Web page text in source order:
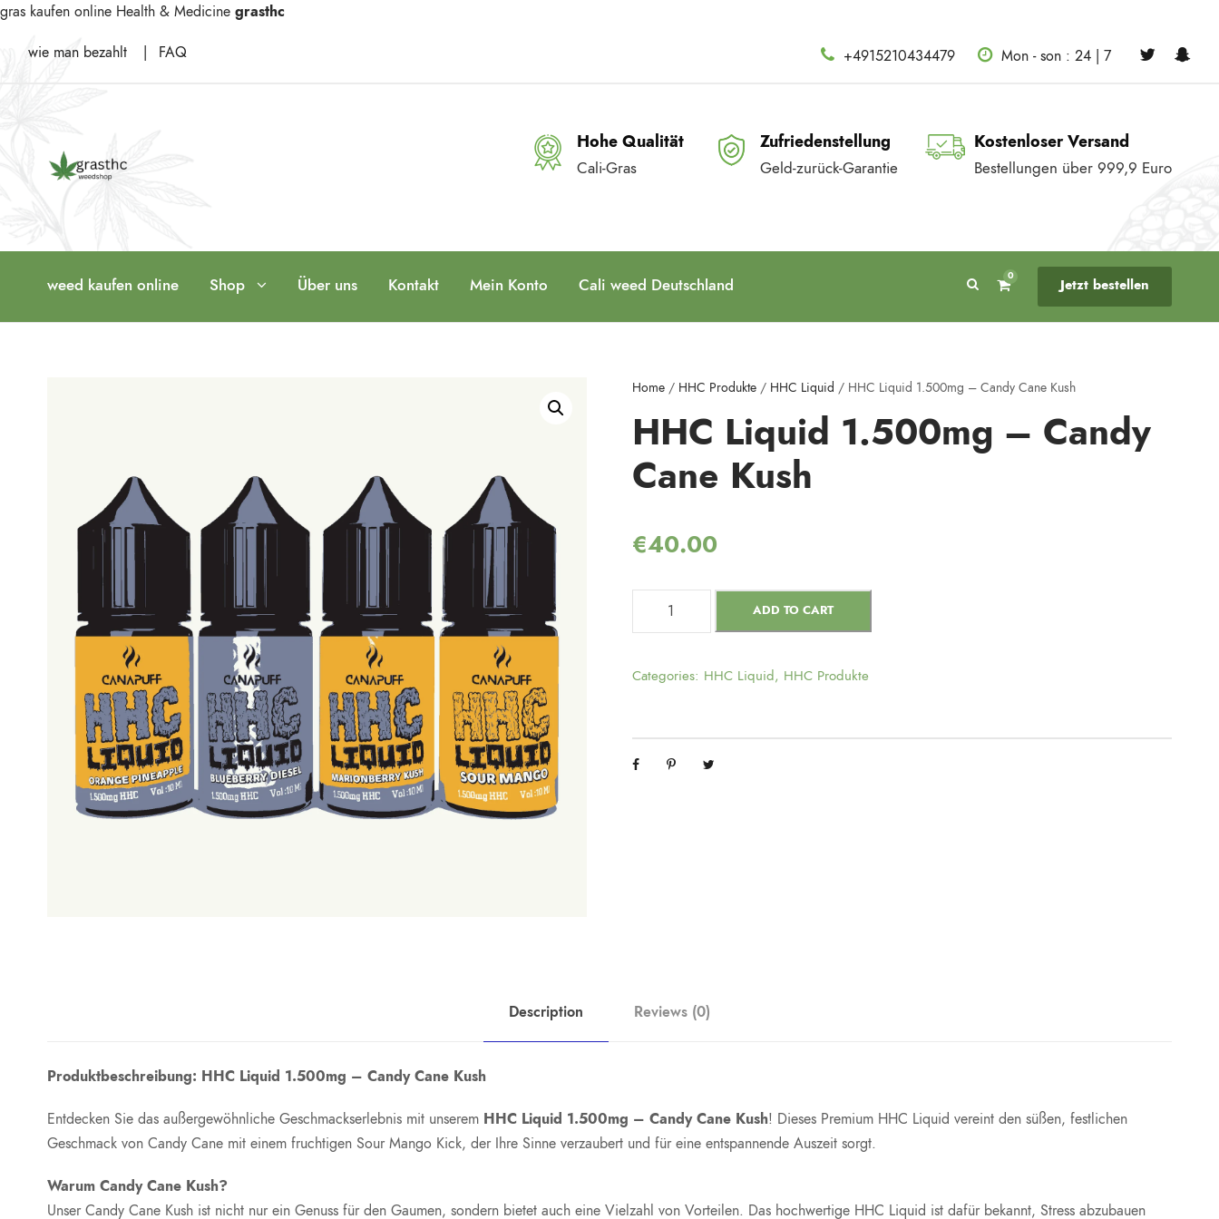
gras kaufen online Health & Medicine grasthc
wie man bezahlt FAQ +4915210434479 Mon - son : 24 | 7
Hohe Qualität
Cali-Gras
Zufriedenstellung
Geld-zurück-Garantie
Kostenloser Versand
Bestellungen über 999,9 Euro
weed kaufen online Shop Über uns Kontakt Mein Konto Cali weed Deutschland 0 Jetzt bestellen
Home/ HHC Produkte/ HHC Liquid / HHC Liquid 1.500mg – Candy Cane Kush
HHC Liquid 1.500mg – Candy
Cane Kush
€40.00
ADD TO CART
Categories: HHC Liquid, HHC Produkte
Description Reviews (0)
Produktbeschreibung: HHC Liquid 1.500mg – Candy Cane Kush
Entdecken Sie das außergewöhnliche Geschmackserlebnis mit unserem HHC Liquid 1.500mg – Candy Cane Kush! Dieses Premium HHC Liquid vereint den süßen, festlichen
Geschmack von Candy Cane mit einem fruchtigen Sour Mango Kick, der Ihre Sinne verzaubert und für eine entspannende Auszeit sorgt.
Warum Candy Cane Kush?
Unser Candy Cane Kush ist nicht nur ein Genuss für den Gaumen, sondern bietet auch eine Vielzahl von Vorteilen. Das hochwertige HHC Liquid ist dafür bekannt, Stress abzubauen